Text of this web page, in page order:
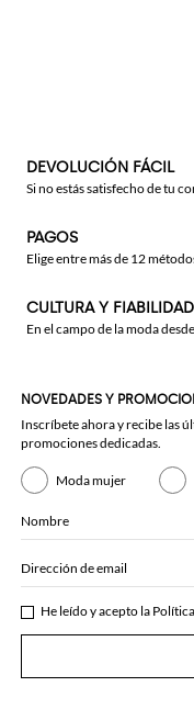
DEVOLUCIÓN FÁCIL
Si no estás satisfecho de tu
PAGOS
Elige entre más de 12
CULTURA Y FIABILIDAD
En el campo de la moda
NOVEDADES Y
Inscríbete ahora y recibe las
promociones dedicadas.
Moda mujer
Nombre
Dirección de email
He leído y acepto la